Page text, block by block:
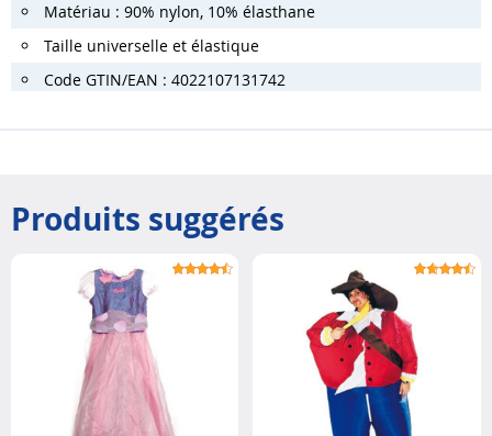
Matériau : 90% nylon, 10% élasthane
Taille universelle et élastique
Code GTIN/EAN : 4022107131742
Produits suggérés